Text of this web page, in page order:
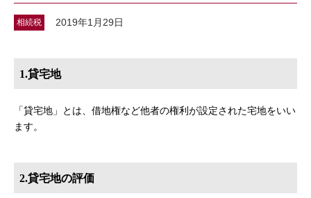
相続税 2019年1月29日
1.貸宅地
「貸宅地」とは、借地権など他者の権利が設定された宅地をいい
ます。
2.貸宅地の評価